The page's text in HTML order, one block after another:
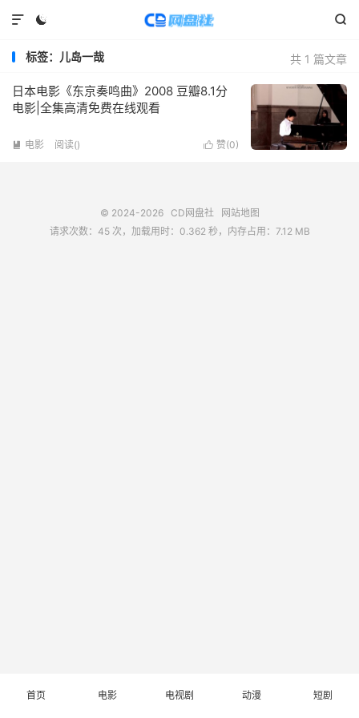
 

共 1 篇文章
标签：儿岛一哉
日本电影《东京奏鸣曲》2008 豆瓣8.1分
电影|全集高清免费在线观看
 赞(0)
 电影 阅读()
© 2024-2026 CD网盘社
网站地图
请求次数：45 次，加载用时：0.362 秒，内存占用：7.12 MB
首页 电影 电视剧 动漫 短剧